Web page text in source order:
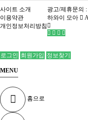
사이트 소개
이용약관
개인정보처리방침
광고/제휴문의 :
하와이 모아
로그인 회원가입 정보찾기
MENU
홈으로